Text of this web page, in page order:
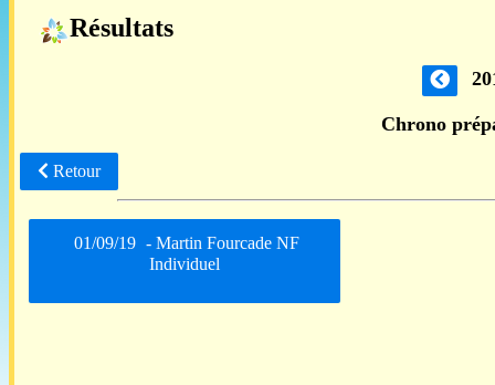
Résultats
Chrono
Retour
01/09/19 - Martin Fourcade NF
Individuel